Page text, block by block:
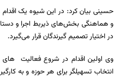
حسینی بیان کرد: در این شیوه یک اقدام
و هماهنگی بخش‌های ذیربط اجرا و
در اختیار تصمیم گیرندگان قرار می‌گیرد.
وی اولین اقدام در شروع فعالیت
انتخاب تسهیلگر برای هر حوزه و به